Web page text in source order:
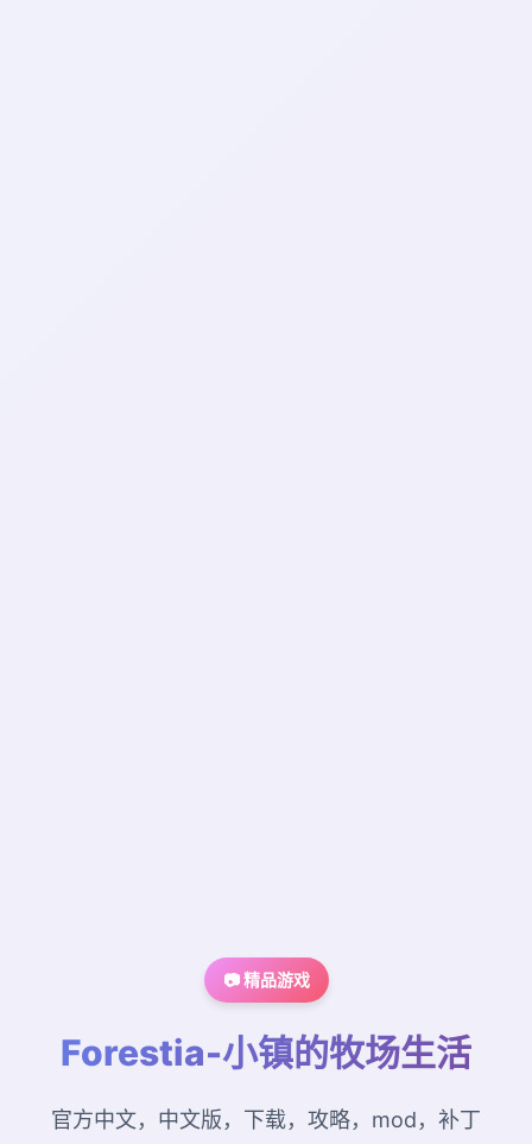
📷 精品游戏
Forestia-小镇的牧场生活
官方中文，中文版，下载，攻略，mod，补丁